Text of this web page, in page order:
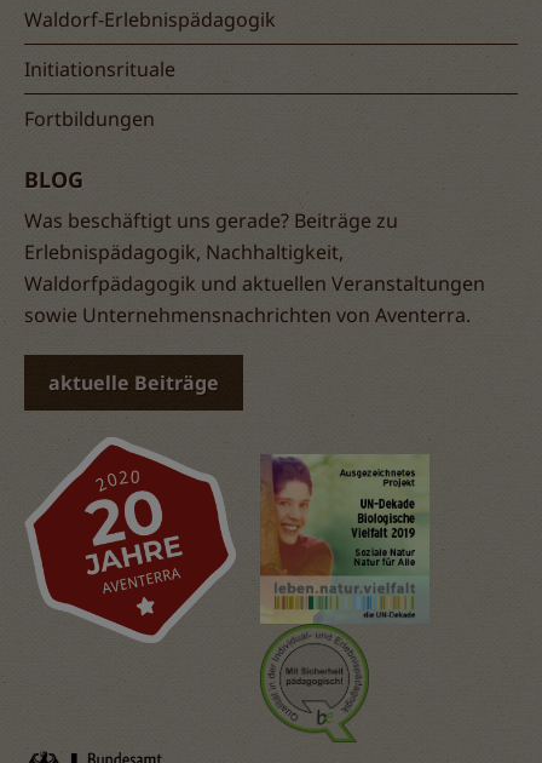
Waldorf-Erlebnispädagogik
Initiationsrituale
Fortbildungen
BLOG
Was beschäftigt uns gerade? Beiträge zu
Erlebnispädagogik, Nachhaltigkeit,
Waldorfpädagogik und aktuellen Veranstaltungen
sowie Unternehmensnachrichten von Aventerra.
aktuelle Beiträge